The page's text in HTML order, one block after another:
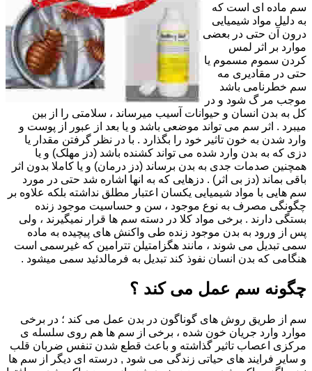
سم ماده ای است که
به دلیل مواد شیمیایی
درون آن حتی در بعضی
موارد بر اثر لمس
کردن سموم مسموم یا
حتی در مقادیری مه
سم خطرنامی باشد
موجب مر گ شود و در
کل به بدن انسان و حیوانات آسیب میرساند ، سلامتی را از بین
میبرد . اثر سم می تواند موضعی باشد و یا بعد از عبور از پوست و
وارد شدن به خون تاثیر خود را بگذارد . با در نظر گرفتن مقدار یا
دزی که به بدن وارد شده می تواند کشنده باشد (دز مهلک) و یا
همچنین صدمات جدی به بدن برساند (دز درمان) و یا کاملا بدون اثر
باقی بماند (دز بی اثر) . دزهایی که به انها اشاره شد حتی در مورد
سم هایی با مواد شیمیایی یکسان اعتبار مطلق نداشته بلکه علاوه بر
چگونگی مصرف به نوع موجود ، سن و حساسیت موجود زنده
بستگی دارند . برخی مواد کلا در دسته سم ها قرار نمیگیرند ، ولی
پس از ورود به بدن موجود زنده طی واکنش های پیچیده به ماده
سمی تبدیل می شوند ، مانند هگزامتیلن تترامین که غیرسمی است
هنگامی که بدن انسان نفوذ کند تبدیل به فرمالدئید سمی میشود .
چگونه سم عمل می کند ؟
سم از طریق روش های گوناگون در بدن عمل می کند ؛ در برخی
موارد وارد جریان خون شده ، برخی از سم ها هم روی سلسله ی
مرکزی اعصاب تاثیر گذاشته و باعث قطع شدن تنفس ضربان قلب
و سایر فرایند های حیاتی زندگی می شود , درسته ای دیگر از سم ها